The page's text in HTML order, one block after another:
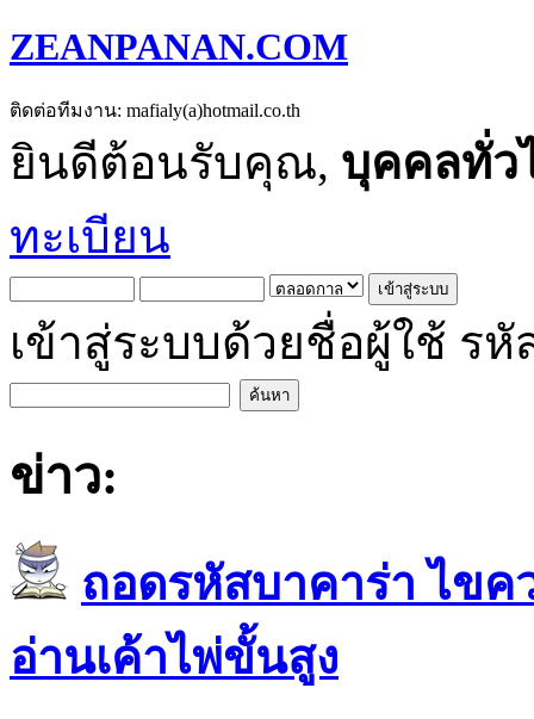
ZEANPANAN.COM
ติดต่อทีมงาน: mafialy(a)hotmail.co.th
ยินดีต้อนรับคุณ, บุคคลทั่ว
ทะเบียน
เข้าสู่ระบบด้วยชื่อผู้ใช้ รหั
ข่าว:
ถอดรหัสบาคาร่า ไขค
อ่านเค้าไพ่ขั้นสูง